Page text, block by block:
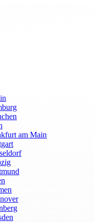
am Main